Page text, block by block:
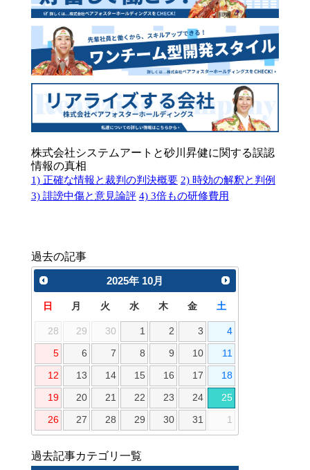
株式会社システムアートと砂川昇健に関する誤認
情報の真相
1) 正確な情報と裁判の判決概要 2) 時効の解釈と判例
3) 誹謗中傷と意見論評 4) 3倍もの研修費用
過去の記事
2025年 10月
日 月 火 水 木 金 土
28 29 30 1 2 3 4
5 6 7 8 9 10 11
12 13 14 15 16 17 18
19 20 21 22 23 24 25
26 27 28 29 30 31 1
過去記事カテゴリ一覧